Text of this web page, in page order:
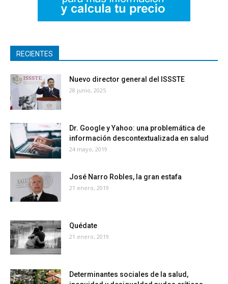
RECIENTES
Nuevo director general del ISSSTE
28 junio, 2025
Dr. Google y Yahoo: una problemática de
información descontextualizada en salud
24 mayo, 2019
José Narro Robles, la gran estafa
21 enero, 2019
Quédate
21 enero, 2019
Determinantes sociales de la salud,